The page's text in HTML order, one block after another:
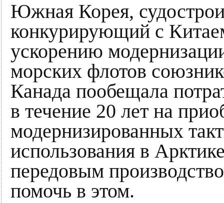
Южная Корея,
конкурирующий с
ускорению
морских флотов
Канада пообещала
в течение 20 лет на
модернизированных
использования в
передовым
помочь в этом.